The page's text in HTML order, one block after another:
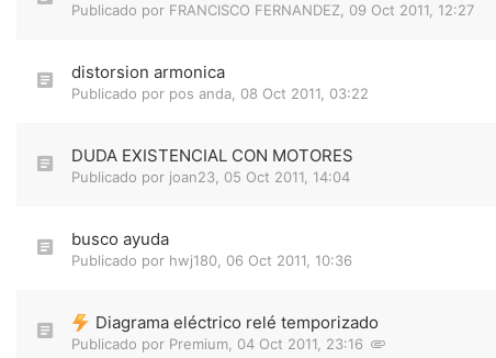
Publicado por FRANCISCO FERNANDEZ 09 Oct 2011, 12:27
distorsion armonica
Publicado por pos anda 08 Oct 2011, 03:22
DUDA EXISTENCIAL CON MOTORES
Publicado por joan23 05 Oct 2011, 14:04
busco ayuda
Publicado por hwj180 06 Oct 2011, 10:36
Diagrama eléctrico relé temporizado
Publicado por Premium 04 Oct 2011, 23:16